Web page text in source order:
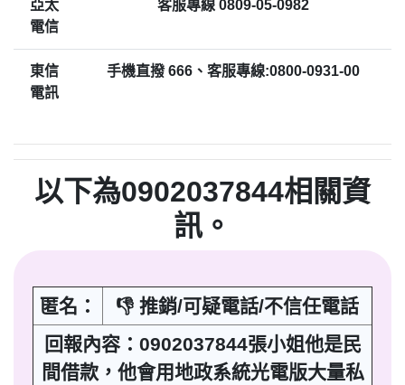
亞太
電信
客服專線 0809-05-0982
東信
電訊
手機直撥 666、客服專線:0800-0931-00
以下為0902037844相關資
訊。
匿名：
👎 推銷/可疑電話/不信任電話
回報內容：0902037844張小姐他是民
間借款，他會用地政系統光電版大量私